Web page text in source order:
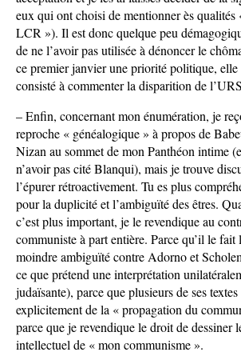
eux qui ont choisi de mentionner ès qualités
LCR »). Il est donc quelque peu
de ne l’avoir pas utilisée à dénoncer le
ce premier janvier une priorité politique, elle
consisté à commenter la disparition de
– Enfin, concernant mon énumération, je
reproche « généalogique » à propos de
Nizan au sommet de mon Panthéon intime
n’avoir pas cité Blanqui), mais je trouve
l’épurer rétroactivement. Tu es plus
pour la duplicité et l’ambiguïté des êtres.
c’est plus important, je le revendique au
communiste à part entière. Parce qu’il le fait
moindre ambiguïté contre Adorno et
ce que prétend une interprétation
judaïsante), parce que plusieurs de ses
explicitement de la « propagation du
parce que je revendique le droit de dessiner
intellectuel de « mon communisme ».